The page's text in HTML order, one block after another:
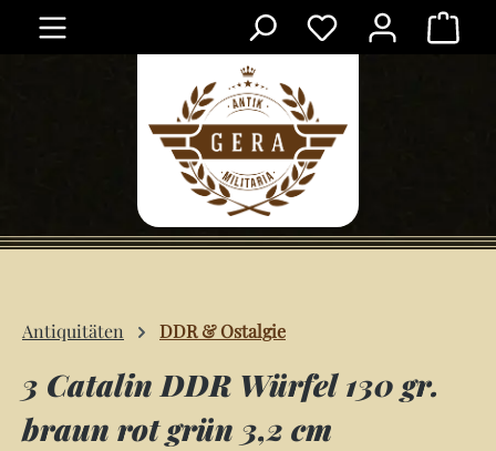
Zum Hauptinhalt springen
Antiquitäten DDR & Ostalgie
3 Catalin DDR Würfel 130 gr.
braun rot grün 3,2 cm